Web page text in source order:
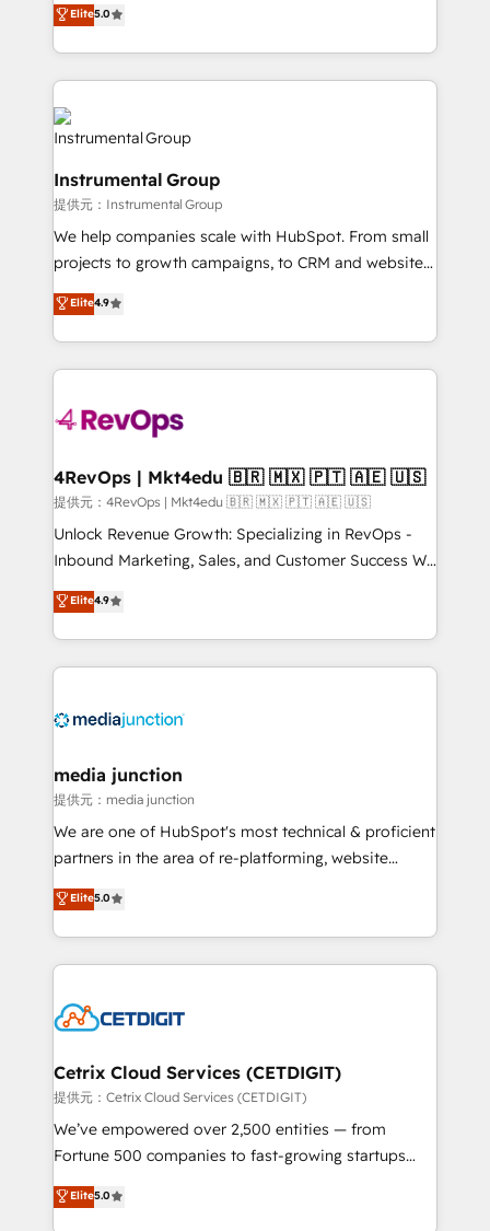
Partner 🪴 - Sales Hub: More implementations than
hire a technical agency for a growth problem. Hire a
partner built to solve both.
solutions that deliver measurable impact and
transform brand experiences As one of the few full-
service creative agencies in the HubSpot
ecosystem, we blend strategy, technology, & award-
winning design to build scalable, globally
marketing campaigns, & RevOps frameworks that
fuel long-term success We connect the entire
customer lifecycle through seamless integrations,
ensure long-term adoption with change-
management programs, and align marketing, sales,
and service to drive sustainable growth With 6 key
HubSpot accreditations and experience across
hundreds of organizations in dozens of industries,
teams has worked with clients just like you Let’s
looking for...and get your next big initiative moving!
Elite5.0
Instrumental Group
提供元：Instrumental Group
We help companies scale with HubSpot. From small
projects to growth campaigns, to CRM and websites.
Hire an agency that's experienced in every inch of
HubSpot and willing to work hand-in-hand with your
team to simplify the complex and build a better
experience for your team and customers.
Elite4.9
4RevOps | Mkt4edu 🇧🇷 🇲🇽 🇵🇹 🇦🇪 🇺🇸
提供元：4RevOps | Mkt4edu 🇧🇷 🇲🇽 🇵🇹 🇦🇪 🇺🇸
Unlock Revenue Growth: Specializing in RevOps -
Inbound Marketing, Sales, and Customer Success We
specialize in driving revenue growth for companies
across industries through tailored marketing, sales,
and customer success strategies, utilizing RevOps
methodologies. As Latin America's largest HubSpot
offer unparalleled insights. Operating in five
Mexico, USA, and Portugal—we've executed over a
hundred successful operations. Our approach,
rooted in RevOps principles, integrates analysis,
training, planning, and qualification. Leveraging
inbound marketing tactics, we focus on
understanding, nurturing, and converting leads.
competitive market.
Elite4.9
media junction
提供元：media junction
We are one of HubSpot's most technical & proficient
partners in the area of re-platforming, website
design & development. We specialize in multi-hub
implementations for mid-market & enterprise
companies. We are woman-owned, powered by
coffee, and we ❤️ dogs. We produce award-winning
Impact Award 🏆2022 Technical Expertise Impact
Award 🏆2020 Elite Solutions Partner 🏆2019
Integrations HubSpot Impact Award 🏆2019
Marketing Enablement HubSpot Impact Award 🏆
2018 Website Design HubSpot Impact Award 🏆2017
Growth-Driven Design Agency of the Year 🏆2016
Sales Enablement HubSpot Impact Award 🏆2015
Elite5.0
Cetrix Cloud Services (CETDIGIT)
提供元：Cetrix Cloud Services (CETDIGIT)
We’ve empowered over 2,500 entities — from
Fortune 500 companies to fast-growing startups
and nonprofits — to streamline operations, scale
revenue, and unlock the full potential of HubSpot.
Elite5.0